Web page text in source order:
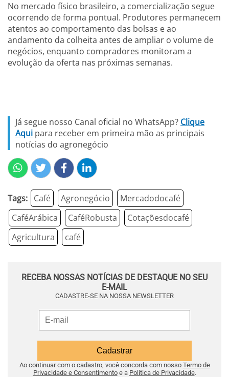
No mercado físico brasileiro, a comercialização segue
ocorrendo de forma pontual. Produtores permanecem
atentos ao comportamento das bolsas e ao
andamento da colheita antes de ampliar o volume de
negócios, enquanto compradores monitoram a
evolução da oferta nas próximas semanas.
Já segue nosso Canal oficial no WhatsApp? Clique
Aqui para receber em primeira mão as principais
notícias do agronegócio
Tags: Café Agronegócio
Mercadodocafé
CaféArábica
CaféRobusta
Cotaçõesdocafé
Agricultura
café
RECEBA NOSSAS NOTÍCIAS DE DESTAQUE NO SEU
E-MAIL
CADASTRE-SE NA NOSSA NEWSLETTER
Ao continuar com o cadastro, você concorda com nosso Termo de
Privacidade e Consentimentoe a Política de Privacidade.